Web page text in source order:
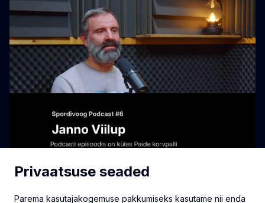
Privaatsuse seaded
Parema kasutajakogemuse pakkumiseks kasutame nii enda